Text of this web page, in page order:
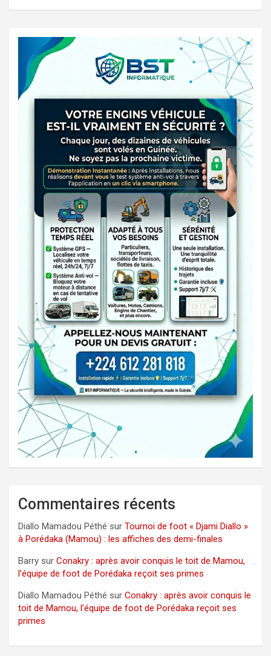
Commentaires récents
Diallo Mamadou Péthé sur Tournoi de foot « Djami Diallo »
à Porédaka (Mamou) : les affiches des demi-finales
Barry sur Conakry : après avoir conquis le toit de Mamou,
l’équipe de foot de Porédaka reçoit ses primes
Diallo Mamadou Péthé sur Conakry : après avoir conquis le
toit de Mamou, l’équipe de foot de Porédaka reçoit ses
primes